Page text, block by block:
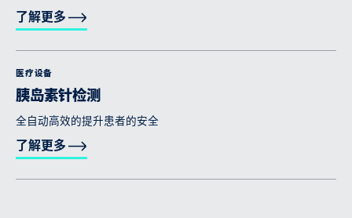
了解更多
医疗设备
胰岛素针检测
全自动高效的提升患者的安全
了解更多